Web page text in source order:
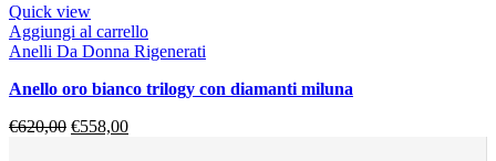
Quick view
Aggiungi al carrello
Anelli Da Donna Rigenerati
anello oro bianco trilogy con diamanti miluna
€620,00 €558,00